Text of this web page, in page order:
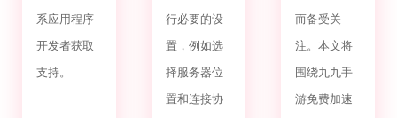
系应用程序
开发者获取
支持。
行必要的设
置，例如选
择服务器位
置和连接协
而备受关
注。本文将
围绕九九手
游免费加速